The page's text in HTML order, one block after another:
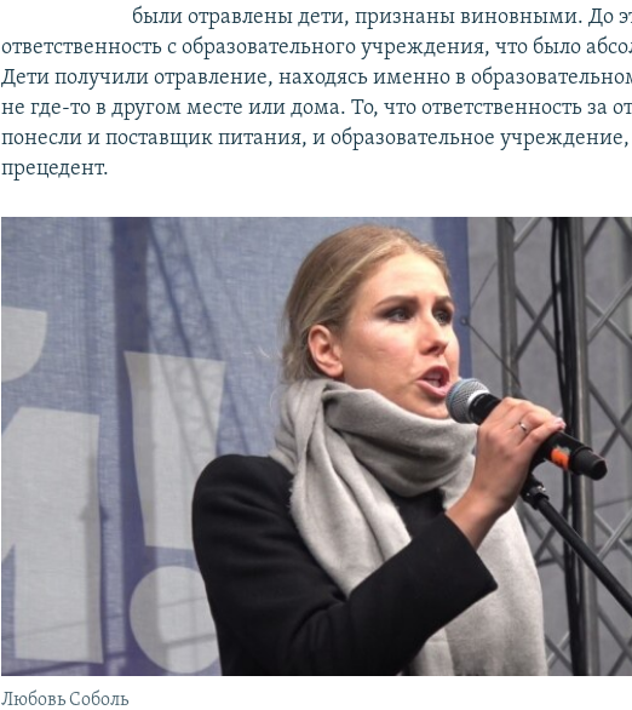
были отравлены дети, признаны виновными. До
ответственность с образовательного учреждения, что было
Дети получили отравление, находясь именно в
не где-то в другом месте или дома. То, что ответственность за
понесли и поставщик питания, и образовательное
прецедент.
Любовь Соболь